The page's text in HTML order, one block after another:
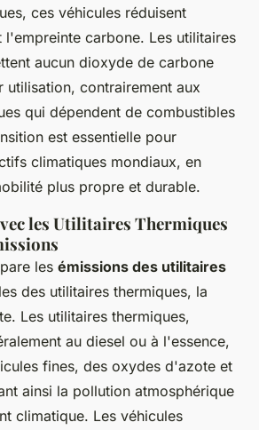
ces véhicules réduisent
l'empreinte carbone. Les utilitaires
aucun dioxyde de carbone
utilisation, contrairement aux
qui dépendent de combustibles
est essentielle pour
climatiques mondiaux, en
plus propre et durable.
les Utilitaires Thermiques
les émissions des utilitaires
des utilitaires thermiques, la
Les utilitaires thermiques,
au diesel ou à l'essence,
fines, des oxydes d'azote et
ainsi la pollution atmosphérique
climatique. Les véhicules